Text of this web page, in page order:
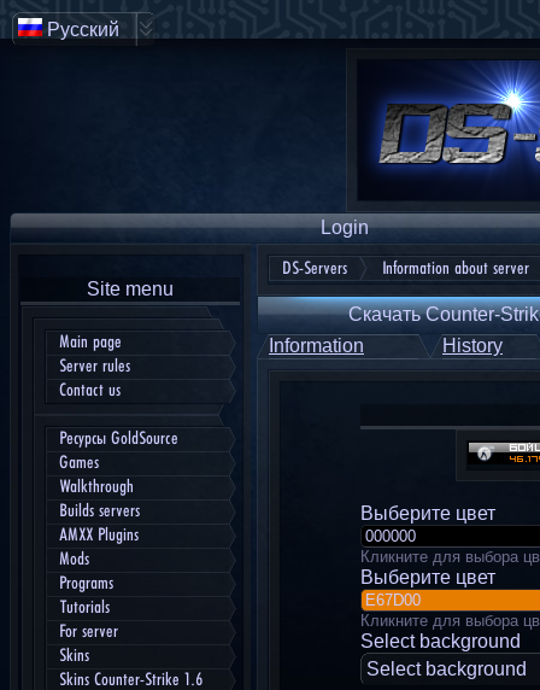
Login
Site menu
Main page
Server rules
Contact us
Ресурсы GoldSource
Games
Walkthrough
Builds servers
AMXX Plugins
Mods
Programs
Tutorials
For server
Skins
Skins Counter-Strike 1.6
DS-Servers Information about server
Скачать Counter-
Information
History
Выберите цвет
Кликните для выбора
Выберите цвет
Кликните для выбора
Select background
Select background
Русский